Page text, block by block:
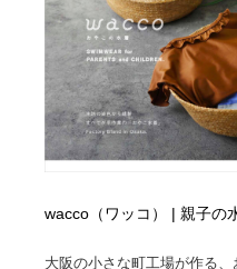
wacco（ワッコ） | 親子の
大阪の小さな町工場が作る